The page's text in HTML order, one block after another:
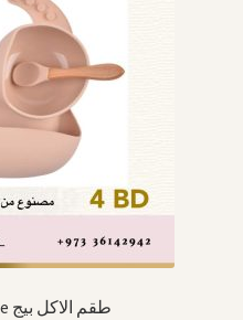
Feeding Set bage طقم الاكل بيج